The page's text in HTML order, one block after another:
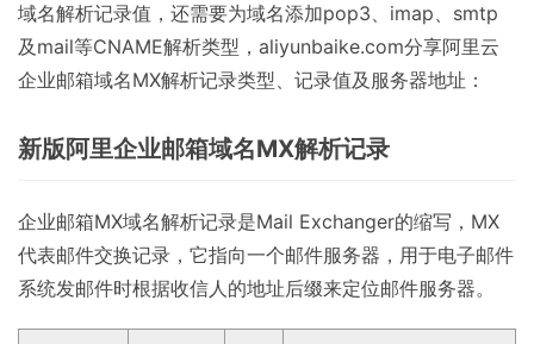
域名解析记录值，还需要为域名添加pop3、imap、smtp
及mail等CNAME解析类型，aliyunbaike.com分享阿里云
企业邮箱域名MX解析记录类型、记录值及服务器地址：
新版阿里企业邮箱域名MX解析记录
企业邮箱MX域名解析记录是Mail Exchanger的缩写，MX
代表邮件交换记录，它指向一个邮件服务器，用于电子邮件
系统发邮件时根据收信人的地址后缀来定位邮件服务器。